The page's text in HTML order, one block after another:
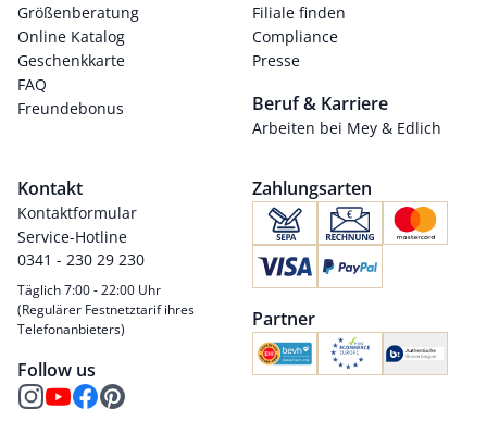
Größenberatung
Online Katalog
Geschenkkarte
FAQ
Freundebonus
Filiale finden
Compliance
Presse
Beruf & Karriere
Arbeiten bei Mey & Edlich
Kontakt
Kontaktformular
Service-Hotline
0341 - 230 29 230
Täglich 7:00 - 22:00 Uhr
(Regulärer Festnetztarif ihres
Telefonanbieters)
Follow us
Zahlungsarten
Partner